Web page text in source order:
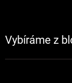
Vybíráme z